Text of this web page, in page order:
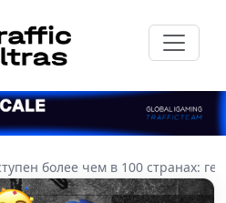
более чем в 100 странах: